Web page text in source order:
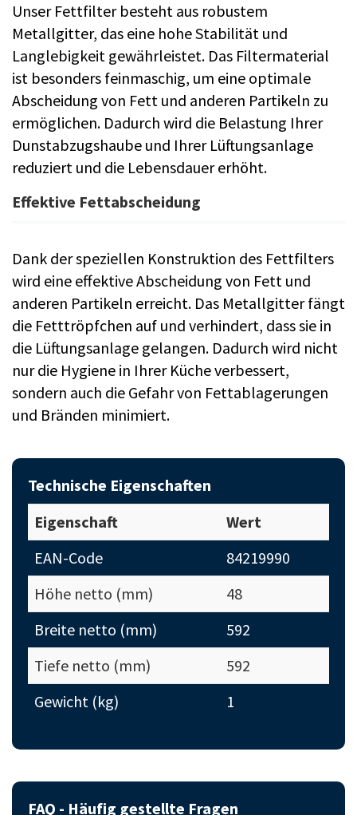
Unser Fettfilter besteht aus robustem
Metallgitter, das eine hohe Stabilität und
Langlebigkeit gewährleistet. Das Filtermaterial
ist besonders feinmaschig, um eine optimale
Abscheidung von Fett und anderen Partikeln zu
ermöglichen. Dadurch wird die Belastung Ihrer
Dunstabzugshaube und Ihrer Lüftungsanlage
reduziert und die Lebensdauer erhöht.
Effektive Fettabscheidung
Dank der speziellen Konstruktion des Fettfilters
wird eine effektive Abscheidung von Fett und
anderen Partikeln erreicht. Das Metallgitter fängt
die Fetttröpfchen auf und verhindert, dass sie in
die Lüftungsanlage gelangen. Dadurch wird nicht
nur die Hygiene in Ihrer Küche verbessert,
sondern auch die Gefahr von Fettablagerungen
und Bränden minimiert.
Technische Eigenschaften
Eigenschaft
Wert
EAN-Code
84219990
Höhe netto (mm)
48
Breite netto (mm)
592
Tiefe netto (mm)
592
Gewicht (kg)
1
FAQ - Häufig gestellte Fragen